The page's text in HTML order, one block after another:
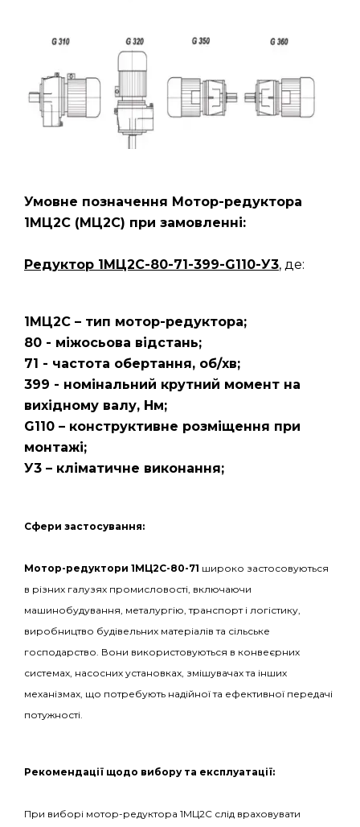
Умовне позначення Мотор-редуктора
1МЦ2С (МЦ2С) при замовленні:
Редуктор 1МЦ2С-80-71-399-G110-У3, де:
1МЦ2С – тип мотор-редуктора;
80 - міжосьова відстань;
71 - частота обертання, об/хв;
399 - номінальний крутний момент на
вихідному валу, Нм;
G110 – конструктивне розміщення при
монтажі;
У3 – кліматичне виконання;
Сфери застосування:
Мотор-редуктори 1МЦ2С-80-71 широко застосовуються
в різних галузях промисловості, включаючи
машинобудування, металургію, транспорт і логістику,
виробництво будівельних матеріалів та сільське
господарство. Вони використовуються в конвеєрних
системах, насосних установках, змішувачах та інших
механізмах, що потребують надійної та ефективної передачі
потужності.
Рекомендації щодо вибору та експлуатації:
При виборі мотор-редуктора 1МЦ2С слід враховувати